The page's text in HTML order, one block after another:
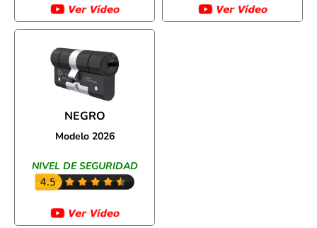
NEGRO
Modelo 2026
NIVEL DE SEGURIDAD